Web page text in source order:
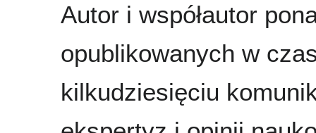
Autor i współautor
opublikowanych w
kilkudziesięciu